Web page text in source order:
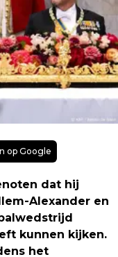
op Google
dat hij
Alexander en
kunnen kijken.
het